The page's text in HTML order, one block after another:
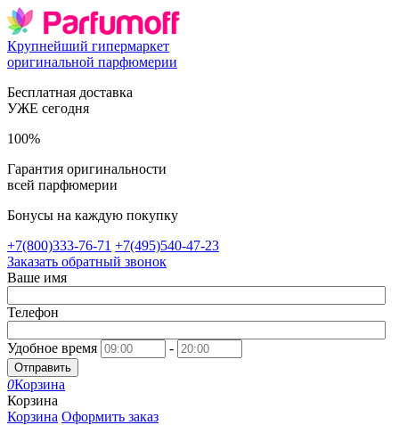
Крупнейший гипермаркет
оригинальной парфюмерии
Бесплатная доставка
УЖЕ сегодня
100%
Гарантия оригинальности
всей парфюмерии
Бонусы на каждую покупку
+7(800)333-76-71 +7(495)540-47-23
Заказать обратный звонок
Ваше имя
Телефон
Удобное время -
Отправить
0Корзина
Корзина
Корзина Оформить заказ